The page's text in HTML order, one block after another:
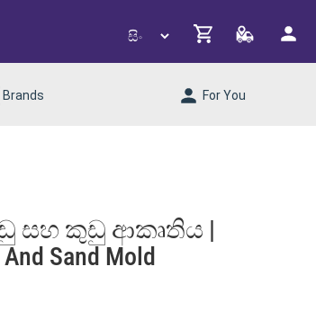
Brands For You
සහ කුඩු ආකෘතිය |
Sand Mold